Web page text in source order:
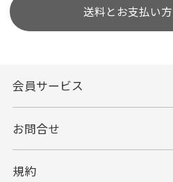
送料とお支払い
会員サービス
お問合せ
規約